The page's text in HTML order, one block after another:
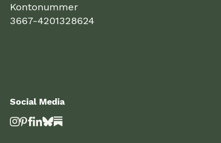
Kontonummer
3667-4201328624
Social Media